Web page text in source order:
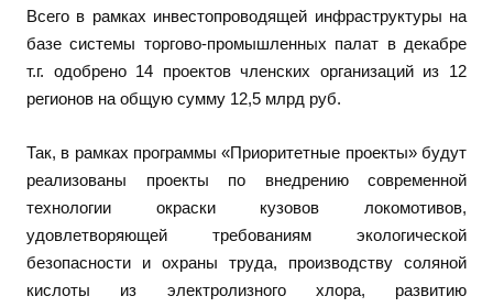
Всего в рамках инвестопроводящей инфраструктуры на
базе системы торгово-промышленных палат в декабре
т.г. одобрено 14 проектов членских организаций из 12
регионов на общую сумму 12,5 млрд руб.
Так, в рамках программы «Приоритетные проекты» будут
реализованы проекты по внедрению современной
технологии окраски кузовов локомотивов,
удовлетворяющей требованиям экологической
безопасности и охраны труда, производству соляной
кислоты из электролизного хлора, развитию